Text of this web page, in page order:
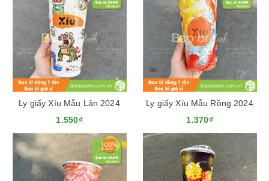
Ly giấy Xíu Mẫu Lân 2024
1.550₫
Ly giấy Xíu Mẫu Rồng 2024
1.370₫